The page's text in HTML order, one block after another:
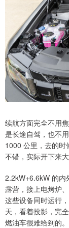
续航方面完全不用
是长途自驾，也不
1000 公里，去的时
不错，实际开下来
2.2kW+6.6kW 的内
露营，接上电烤炉
这些设备同时运行
天，看着投影，完
燃油车很难给到的。